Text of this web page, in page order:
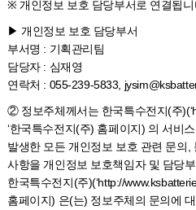
※ 개인정보 보호 담당부서로 연결됩니
▶ 개인정보 보호 담당부서
부서명 : 기획관리팀
담당자 : 심재영
연락처 : 055-239-5833,
② 정보주체께서는 한국특수전지(주
‘한국특수전지(주) 홈페이지) 의 서비
발생한 모든 개인정보 보호 관련 문의
사항을 개인정보 보호책임자 및 담당
한국특수전지(주)(‘http://
홈페이지) 은(는) 정보주체의 문의에